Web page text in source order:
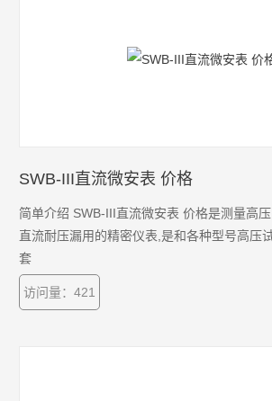
SWB-III直流微安表 价格
简单介绍 SWB-III直流微安表 价格是测量高压电器或是绝缘材料
直流耐压漏用的精密仪表,是和各种型号高压
套
访问量：421